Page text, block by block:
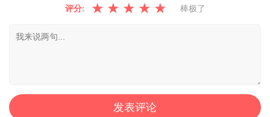
评分: ★ ★ ★ ★ ★ 棒极了